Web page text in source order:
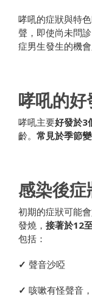
哮吼的症狀與特
聲，即使尚未問
症男生發生的機會
哮吼的
哮吼主要好發於3
齡。 常見於季節
感染後症
初期的症狀可能
發燒， 接著於12
包括：
✓ 聲音沙啞
✓ 咳嗽有怪聲音